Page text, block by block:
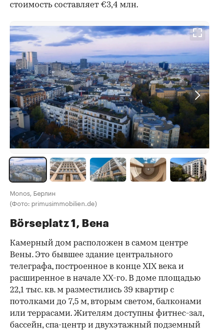
стоимость составляет €3,4 млн.
Monos, Берлин
(Фото: primusimmobilien.de)
Börseplatz 1, Вена
Камерный дом расположен в самом центре
Вены. Это бывшее здание центрального
телеграфа, построенное в конце XIX века и
расширенное в начале XX-го. В доме площадью
22,1 тыс. кв. м разместились 39 квартир с
потолками до 7,5 м, вторым светом, балконами
или террасами. Жителям доступны фитнес-зал,
бассейн, спа-центр и двухэтажный подземный